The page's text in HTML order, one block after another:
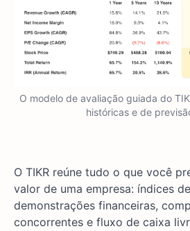
O modelo de avaliação guiada do
históricas e de
O TIKR reúne tudo o que você
valor de uma empresa: índices
demonstrações financeiras,
concorrentes e fluxo de caixa